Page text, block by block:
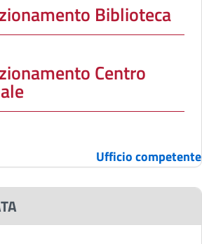
Biblioteca
Centro
Ufficio competente